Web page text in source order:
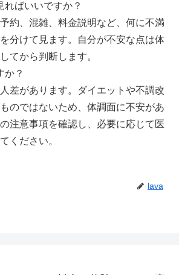
ればいいですか？
約、混雑、料金説明など、何に不満
分けて見ます。自分が不安な点は体
てから判断します。
か？
差があります。ダイエットや不調改
のではないため、体調面に不安があ
注意事項を確認し、必要に応じて医
ください。
lava